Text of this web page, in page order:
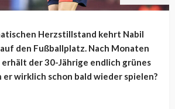
Herzstillstand kehrt Nabil
den Fußballplatz. Nach Monaten
der 30-Jährige endlich grünes
er wirklich schon bald wieder spielen?